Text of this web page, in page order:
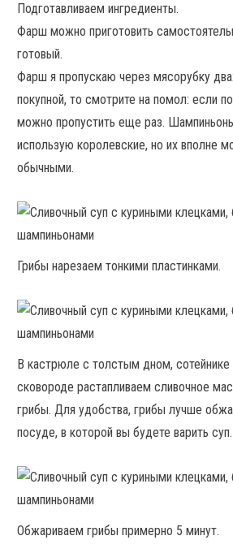
Подготавливаем ингредиенты.
Фарш можно приготовить
готовый.
Фарш я пропускаю через мясорубку
покупной, то смотрите на помол: если
можно пропустить еще раз.
использую королевские, но их вполне
обычными.
Грибы нарезаем тонкими пластинками.
В кастрюле с толстым дном, сотейнике
сковороде растапливаем сливочное
грибы. Для удобства, грибы лучше
посуде, в которой вы будете варить суп.
Обжариваем грибы примерно 5 минут.